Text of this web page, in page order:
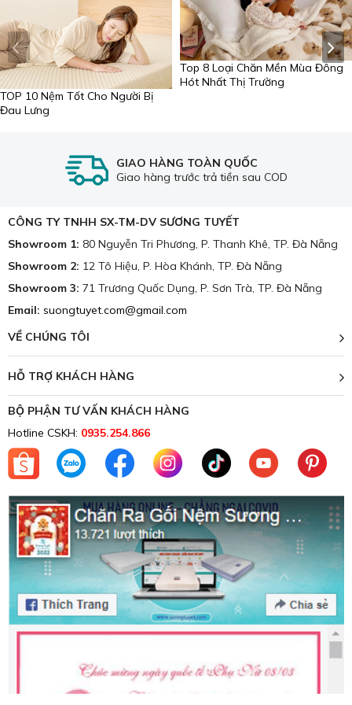
📍 Showroom2: 12 Tô Hiệu, phường Hòa Khánh, TP.
Đà Nẵng
📍 Showroom3: 71 Trương Quốc Dụng, phường Sơn
Trà, TP. Đà Nẵng
🌐Website:suongtuyet.com
TOP 10 Nệm Tốt Cho Người Bị
Đau Lưng
Top 8 Loại Chăn Mền Mùa Đông
Hót Nhất Thị Trường
GIAO HÀNG TOÀN QUỐC
Giao hàng trước trả tiền sau COD
CÔNG TY TNHH SX-TM-DV SƯƠNG TUYẾT
Showroom 1: 80 Nguyễn Tri Phương, P. Thanh Khê, TP. Đà Nẵng
Showroom 2: 12 Tô Hiệu, P. Hòa Khánh, TP. Đà Nẵng
Showroom 3: 71 Trương Quốc Dụng, P. Sơn Trà, TP. Đà Nẵng
Email: suongtuyet.com@gmail.com
VỀ CHÚNG TÔI
HỖ TRỢ KHÁCH HÀNG
BỘ PHẬN TƯ VẤN KHÁCH HÀNG
Hotline CSKH: 0935.254.866